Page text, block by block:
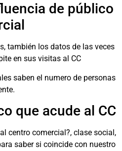
de público
también los datos de las veces
en sus visitas al CC
saben el numero de personas
que acude al CC
centro comercial?, clase social,
saber si coincide con nuestro